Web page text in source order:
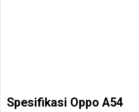
Spesifikasi Oppo A54